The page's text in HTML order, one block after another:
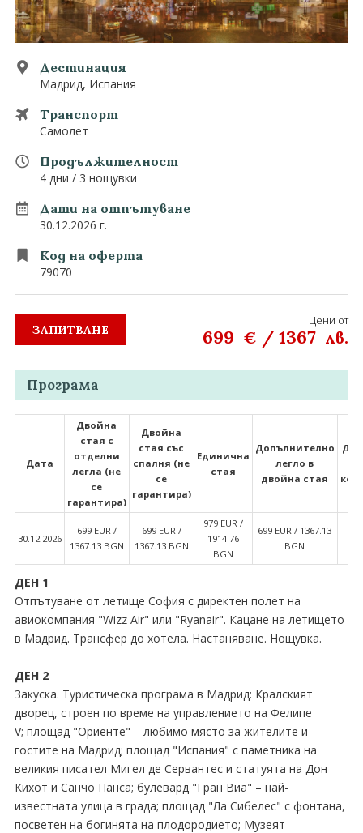
Екзотични
0882 907 335 Запитване
Последвайте ни
Дестинация
Мадрид, Испания
Транспорт
Самолет
Продължителност
4 дни / 3 нощувки
Дати на отпътуване
30.12.2026 г.
Код на оферта
79070
ЗАПИТВАНЕ
Цени от
699 € /1367 лв.
Програма
Дата
Двойна
стая с
отделни
легла (не
се
гарантира)
Двойна
стая със
спалня (не
се
гарантира)
Единична
стая
Допълнително
легло в
двойна стая
30.12.2026
699 EUR ∕
1367.13 BGN
699 EUR ∕
1367.13 BGN
979 EUR ∕
1914.76
BGN
699 EUR ∕ 1367.13
BGN
ДЕН 1
Отпътуване от летище София с директен полет на
авиокомпания "Wizz Air" или "Ryanair". Кацане на летището
в Мадрид. Трансфер до хотела. Настаняване. Нощувка.
ДЕН 2
Закуска. Туристическа програма в Мадрид: Кралският
дворец, строен по време на управлението на Фелипе
V; площад "Ориенте" – любимо място за жителите и
гостите на Мадрид; площад "Испания" с паметника на
великия писател Мигел де Сервантес и статуята на Дон
Кихот и Санчо Панса; булевард "Гран Виа" – най-
известната улица в града; площад "Ла Сибелес" с фонтана,
посветен на богинята на плодородието; Музеят